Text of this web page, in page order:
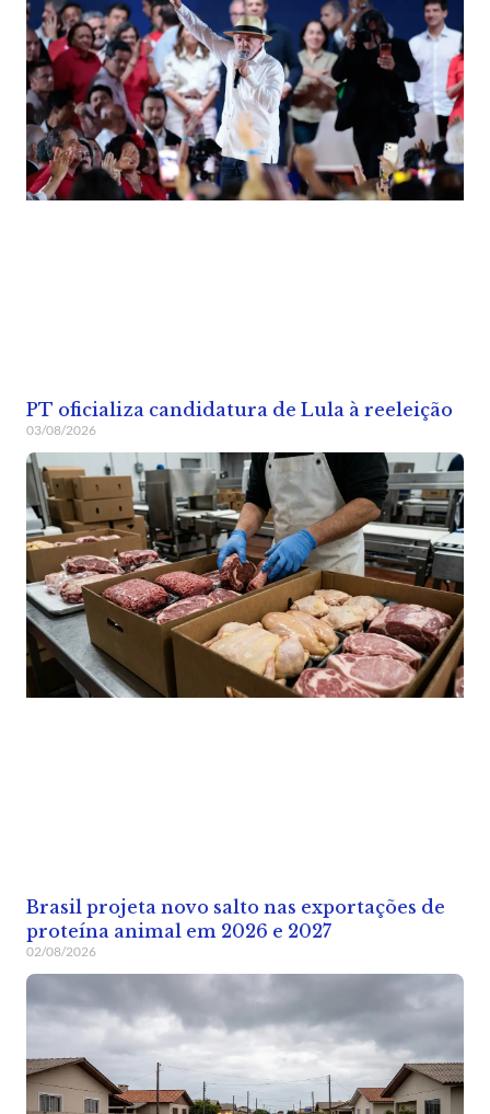
PT oficializa candidatura de Lula à reeleição
03/08/2026
Brasil projeta novo salto nas exportações de
proteína animal em 2026 e 2027
02/08/2026